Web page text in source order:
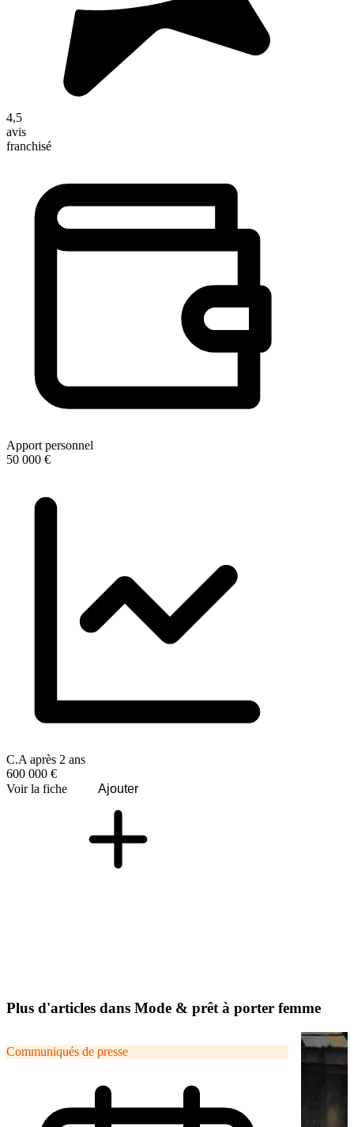
4,5
avis
franchisé
Apport personnel
50 000 €
C.A après 2 ans
600 000 €
Voir la fiche
Ajouter
Plus d'articles dans Mode & prêt à porter femme
Communiqués de presse